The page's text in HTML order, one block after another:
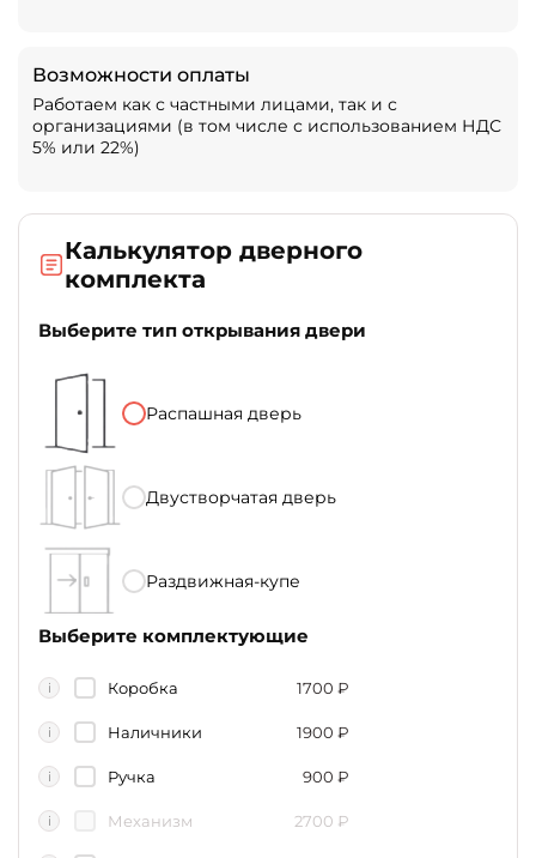
Возможности оплаты
Работаем как с частными лицами, так и с
организациями (в том числе с использованием НДС
5% или 22%)
Калькулятор дверного
комплекта
Выберите тип открывания двери
Распашная дверь
Двустворчатая дверь
Раздвижная-купе
Выберите комплектующие
i Коробка 1700 ₽
i Наличники 1900 ₽
i Ручка 900 ₽
i Механизм 2700 ₽